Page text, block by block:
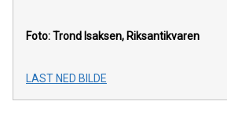
Foto: Trond Isaksen, Riksantikvaren
LAST NED BILDE